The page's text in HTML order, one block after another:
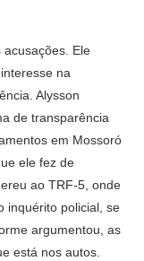
acusações. Ele
na
Alysson
de transparência
em Mossoró
ele fez de
ao TRF-5, onde
inquérito policial, se
argumentou, as
está nos autos.